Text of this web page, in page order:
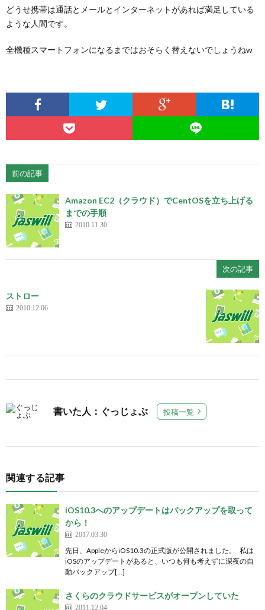
どうせ携帯は通話とメールとインターネットがあれば満足している
ような人間です。
全機種スマートフォンになるまではおそらく替えないでしょうねw
前の記事
Amazon EC2（クラウド）でCentOSを立ち上げる
までの手順
2010.11.30
次の記事
ストロー
2010.12.06
書いた人：ぐっじょぶ 投稿一覧
関連する記事
iOS10.3へのアップデートはバックアップを取って
から！
2017.03.30
先日、AppleからiOS10.3の正式版が公開されました。 私は
iOSのアップデートがあると、いつも何も考えずに深夜の自
動バックアップ[…]
さくらのクラウドサービスがオープンしていた
2011.12.04